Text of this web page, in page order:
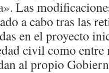
Las
a cabo tras las
en el proyecto
civil como
al propio